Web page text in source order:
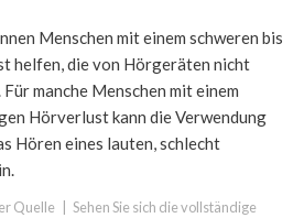
Menschen mit einem schweren bis
helfen, die von Hörgeräten nicht
manche Menschen mit einem
Hörverlust kann die Verwendung
Hören eines lauten, schlecht
Quelle Sehen Sie sich die vollständige